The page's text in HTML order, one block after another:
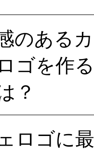
のあるカ
ゴを作る
？
ロゴに最